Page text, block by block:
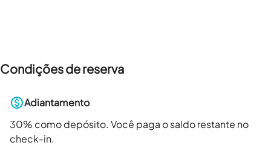
Condições de reserva
Adiantamento
30% como depósito. Você paga o saldo restante no
check-in.